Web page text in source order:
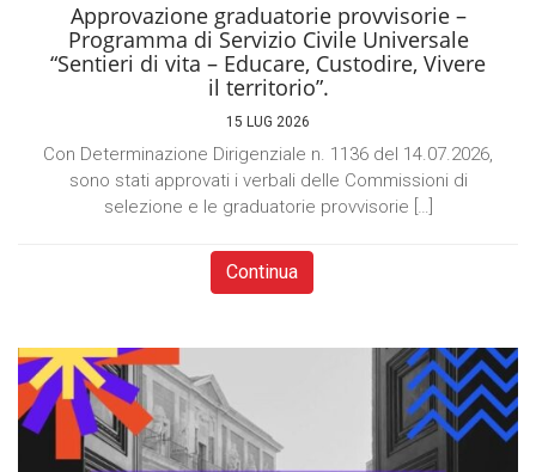
Approvazione graduatorie provvisorie –
Programma di Servizio Civile Universale
“Sentieri di vita – Educare, Custodire, Vivere
il territorio”.
15 LUG 2026
Con Determinazione Dirigenziale n. 1136 del 14.07.2026,
sono stati approvati i verbali delle Commissioni di
selezione e le graduatorie provvisorie […]
Continua